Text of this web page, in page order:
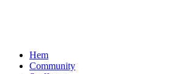
Hem
Community